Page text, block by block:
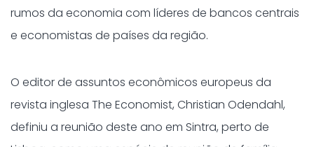
rumos da economia com líderes de bancos centrais
e economistas de países da região.
O editor de assuntos econômicos europeus da
revista inglesa The Economist, Christian Odendahl,
definiu a reunião deste ano em Sintra, perto de